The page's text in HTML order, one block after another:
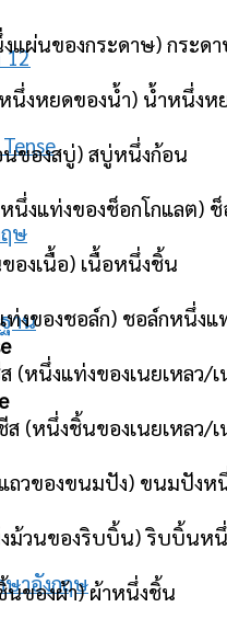
12
ษ
าน
าอังกฤษ
แผ่นของกระดาษ) กระด
นึ่งหยดของน้ำ) น้ำหนึ่งห
ของสบู่) สบู่หนึ่งก้อน
งแท่งของช็อกโกแลต)
งเนื้อ) เนื้อหนึ่งชิ้น
งของชอล์ก) ชอล์กหนึ่งแ
หนึ่งแท่งของเนยเหลว/
(หนึ่งชิ้นของเนยเหลว/
ถวของขนมปัง) ขนมปังห
ม้วนของริบบิ้น) ริบบิ้นห
ของผ้า) ผ้าหนึ่งชิ้น